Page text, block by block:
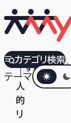
すべてお
テーマダークモ
カテゴリ検索
MONTAI
｜
人
的
リ